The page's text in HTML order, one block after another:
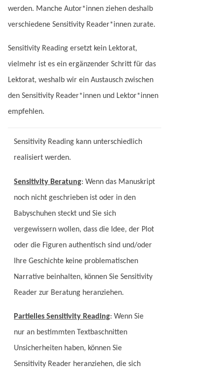
werden. Manche Autor*innen ziehen deshalb
verschiedene Sensitivity Reader*innen zurate.
Sensitivity Reading ersetzt kein Lektorat,
vielmehr ist es ein ergänzender Schritt für das
Lektorat, weshalb wir ein Austausch zwischen
den Sensitivity Reader*innen und Lektor*innen
empfehlen.
Sensitivity Reading kann unterschiedlich
realisiert werden.
Sensitivity Beratung: Wenn das Manuskript
noch nicht geschrieben ist oder in den
Babyschuhen steckt und Sie sich
vergewissern wollen, dass die Idee, der Plot
oder die Figuren authentisch sind und/oder
Ihre Geschichte keine problematischen
Narrative beinhalten, können Sie Sensitivity
Reader zur Beratung heranziehen.
Partielles Sensitivity Reading: Wenn Sie
nur an bestimmten Textbaschnitten
Unsicherheiten haben, können Sie
Sensitivity Reader heranziehen, die sich